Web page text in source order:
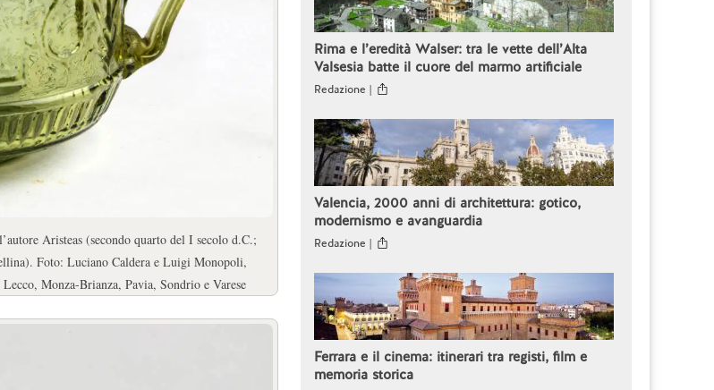
Aristeas (secondo quarto del I secolo d.C.;
Foto: Luciano Caldera e Luigi Monopoli,
Monza-Brianza, Pavia, Sondrio e Varese
Rima e l’eredità Walser: tra le vette dell’Alta
Valsesia batte il cuore del marmo artificiale
Redazione |
Valencia, 2000 anni di architettura: gotico,
modernismo e avanguardia
Redazione |
Ferrara e il cinema: itinerari tra registi, film e
memoria storica